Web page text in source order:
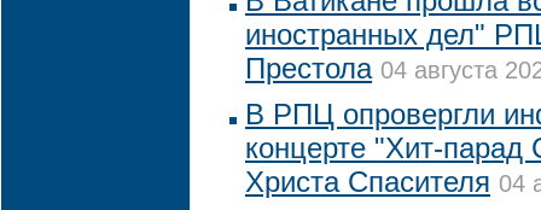
иностранных дел"
Престола 04 августа
В РПЦ опровергли
концерте "Хит-
Христа Спасителя 04